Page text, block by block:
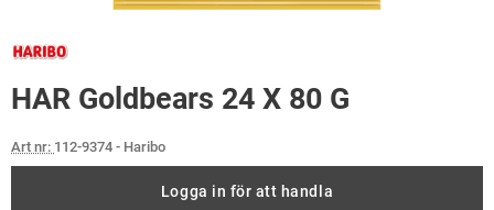
HAR Goldbears 24 X 80 G
Art nr: 112-9374 - Haribo
Logga in för att handla